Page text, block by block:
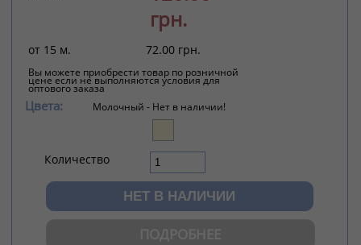
грн.
от 15 м. 72.00 грн.
Вы можете приобрести товар по розничной
цене если не выполняются условия для
оптового заказа
Цвета: Молочный - Нет в наличии!
Количество